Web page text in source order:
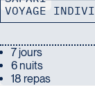
VOYAGE
7 jours
6 nuits
18 repas